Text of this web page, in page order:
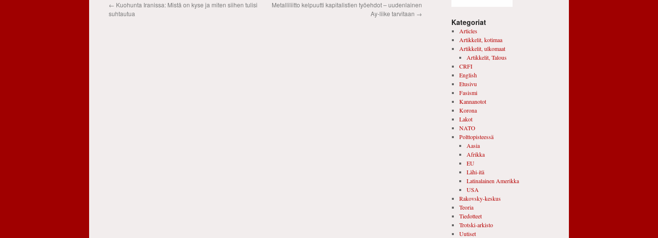
← Kuohunta Iranissa: Mistä on kyse ja miten siihen tulisi
suhtautua
Metalliliitto kelpuutti kapitalistien työehdot – uudenlainen
Ay-liike tarvitaan →
Kategoriat
Articles
Artikkelit, kotimaa
Artikkelit, ulkomaat
Artikkelit, Talous
CRFI
English
Etusivu
Fasismi
Kannanotot
Korona
Lakot
NATO
Polttopisteessä
Aasia
Afrikka
EU
Lähi-itä
Latinalainen Amerikka
USA
Rakovsky-keskus
Teoria
Tiedotteet
Trotski-arkisto
Uutiset